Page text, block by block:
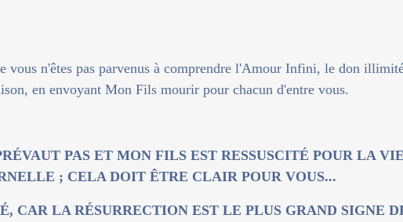
vous n'êtes pas parvenus à comprendre l'Amour Infini, le don
en envoyant Mon Fils mourir pour chacun d'entre vous.
PAS ET MON FILS EST RESSUSCITÉ POUR LA VIE
; CELA DOIT ÊTRE CLAIR POUR VOUS...
CAR LA RÉSURRECTION EST LE PLUS GRAND SIGNE